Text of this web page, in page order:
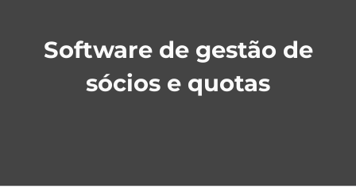
Software de gestão de
sócios e quotas